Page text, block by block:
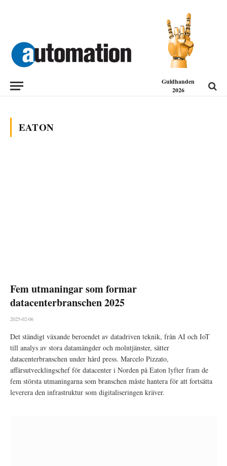
Guldhanden
2026
EATON
Fem utmaningar som formar
datacenterbranschen 2025
2025-02-06
Det ständigt växande beroendet av datadriven teknik, från AI och IoT
till analys av stora datamängder och molntjänster, sätter
datacenterbranschen under hård press. Marcelo Pizzato,
affärsutvecklingschef för datacenter i Norden på Eaton lyfter fram de
fem största utmaningarna som branschen måste hantera för att fortsätta
leverera den infrastruktur som digitaliseringen kräver.